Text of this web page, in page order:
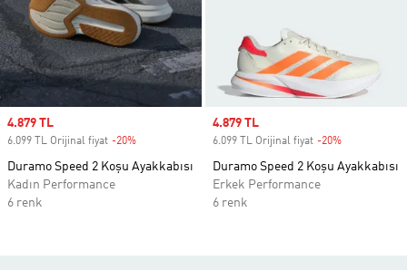
Sale price
4.879 TL
6.099 TL Orijinal fiyat -20%
Duramo Speed 2 Koşu Ayakkabısı
Kadın Performance
6 renk
Sale price
4.879 TL
6.099 TL Orijinal fiyat -20%
Duramo Speed 2 Koşu Ayakkabısı
Erkek Performance
6 renk